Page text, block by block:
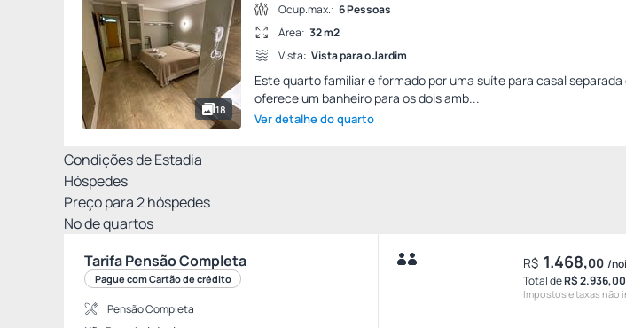
18
Ocup.max.: 6 Pessoas
Área: 32 m2
Vista: Vista para o Jardim
Este quarto familiar é formado por uma suíte para casal
oferece um banheiro para os dois amb...
Ver detalhe do quarto
Condições de Estadia
Hóspedes
Preço para2hóspedes
Nº de quartos
Tarifa Pensão Completa
Pague com Cartão de crédito
Pensão Completa
R$ 1.468,00 /
Total deR$ 2.936,00
Impostos e taxas não